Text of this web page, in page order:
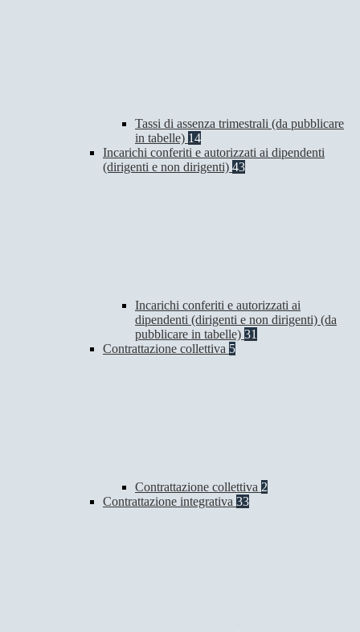
Tassi di assenza trimestrali (da pubblicare
in tabelle) 14
Incarichi conferiti e autorizzati ai dipendenti
(dirigenti e non dirigenti) 43
Incarichi conferiti e autorizzati ai
dipendenti (dirigenti e non dirigenti) (da
pubblicare in tabelle) 31
Contrattazione collettiva 5
Contrattazione collettiva 2
Contrattazione integrativa 33